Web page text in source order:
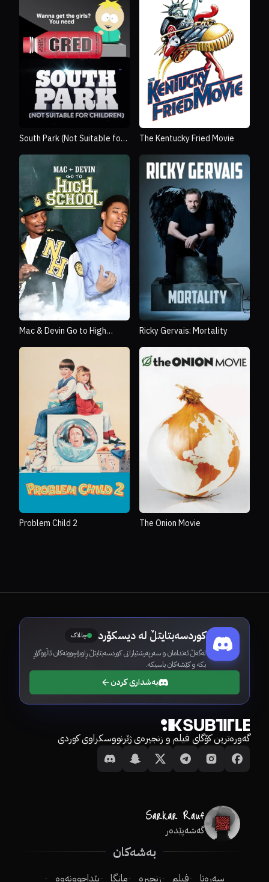
South Park (Not Suitable for
The Kentucky Fried Movie
Mac & Devin Go to High
Ricky Gervais: Mortality
Problem Child 2 The Onion Movie
کوردسەبتایتڵ لە دیسکۆرد چالاک
لەگەڵ ئەندامان و سەرپەرشتیارانی کوردسەبتایتڵ ڕاوبۆچوونەکان ئاڵووگۆڕ
بکە و کێشەکان باسبکە.
بەشداری کردن
گەورەترین کۆگای فیلم و زنجیرەی ژێرنووسکراوی کوردی
گەشەپێدەر
بەشەکان
سەرەتا فیلم زنجیرە مانگا پێداچوونەوە